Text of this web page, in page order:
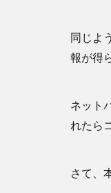
同じよ
報が得
ネット
れたら
さて、